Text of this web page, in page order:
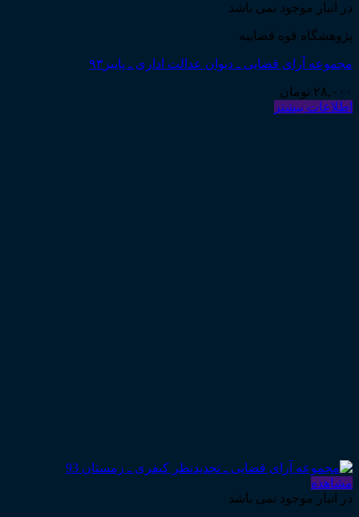
در انبار موجود نمی باشد
پژوهشگاه قوه قضاییه
مجموعه آرای قضایی ـ دیوان عدالت اداری ـ پاییز۹۳
۲۸,۰۰۰ تومان
اطلاعات بیشتر
مشاهده
در انبار موجود نمی باشد